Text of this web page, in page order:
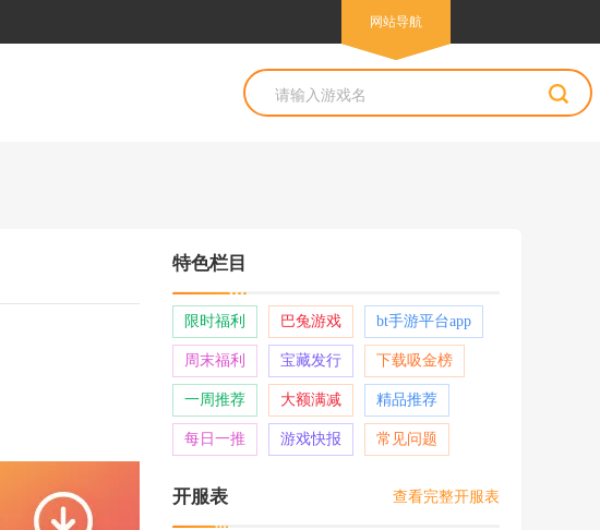
网站导航
网站导航
特色栏目
限时福利 巴兔游戏 bt手游平台app
周末福利 宝藏发行 下载吸金榜
一周推荐 大额满减 精品推荐
每日一推 游戏快报 常见问题
开服表 查看完整开服表